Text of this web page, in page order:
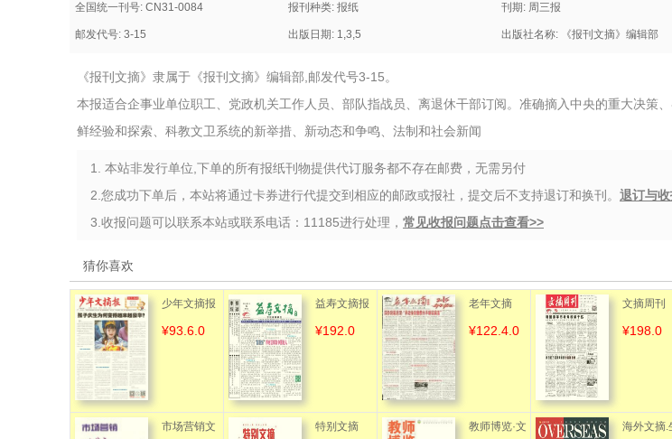
全国统一刊号: CN31-0084 报刊种类: 报纸 刊期: 周三报
邮发代号: 3-15 出版日期: 1,3,5 出版社名称: 《报刊文摘》编辑部
《报刊文摘》隶属于《报刊文摘》编辑部,邮发代号3-15。
本报适合企事业单位职工、党政机关工作人员、部队指战员、离退休干部订阅。准确摘入中央的重大决策
鲜经验和探索、科教文卫系统的新举措、新动态和争鸣、法制和社会新闻
1. 本站非发行单位,下单的所有报纸刊物提供代订服务都不存在邮费，无需另付
2.您成功下单后，本站将通过卡券进行代提交到相应的邮政或报社，提交后不支持退订和换刊。 退订与
3.收报问题可以联系本站或联系电话：11185进行处理， 常见收报问题点击查看>>
猜你喜欢
少年文摘报
（教育周
¥93.6.0
益寿文摘报
¥192.0
老年文摘
（标准版）
¥122.4.0
文摘周刊
¥198.0
市场营销文 特别文摘 教师博览·文 海外文摘.